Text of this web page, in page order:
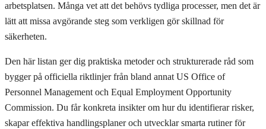
arbetsplatsen. Många vet att det behövs tydliga processer, men det är
lätt att missa avgörande steg som verkligen gör skillnad för
säkerheten.
Den här listan ger dig praktiska metoder och strukturerade råd som
bygger på officiella riktlinjer från bland annat US Office of
Personnel Management och Equal Employment Opportunity
Commission. Du får konkreta insikter om hur du identifierar risker,
skapar effektiva handlingsplaner och utvecklar smarta rutiner för